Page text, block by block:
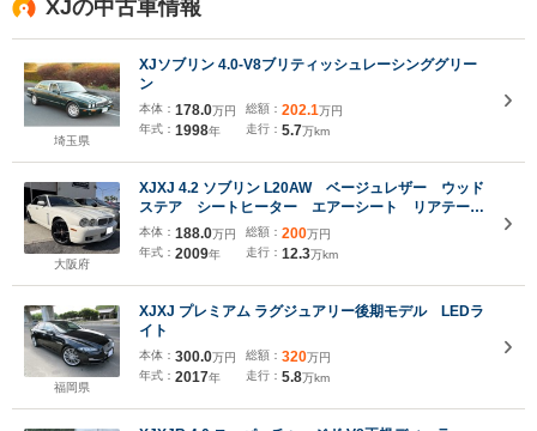
XJの中古車情報
埼玉県
XJソブリン 4.0-V8ブリティッシュレーシンググリー
ン
本体： 178.0万円
年式： 1998年
総額： 202.1万円
走行： 5.7万km
大阪府
XJXJ 4.2 ソブリン L20AW ベージュレザー ウッド
ステア シートヒーター エアーシート リアテーブ
ル
本体： 188.0万円
年式： 2009年
総額： 200万円
走行： 12.3万km
福岡県
XJXJ プレミアム ラグジュアリー後期モデル LEDラ
イト
本体： 300.0万円
年式： 2017年
総額： 320万円
走行： 5.8万km